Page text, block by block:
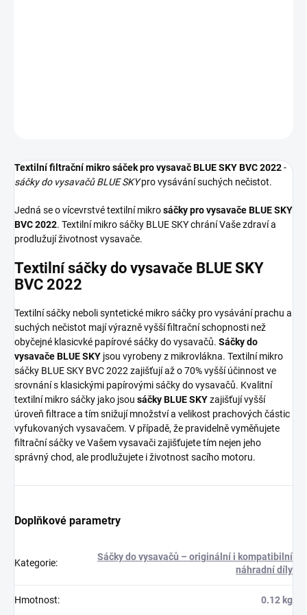
Textilní filtrační mikro sáček pro vysavač BLUE SKY BVC 2022-
sáčky do vysavačů BLUE SKYpro vysávání suchých nečistot.
Jedná se o vícevrstvé textilní mikrosáčky pro vysavače BLUE SKY
BVC 2022. Textilní mikro sáčky BLUE SKY chrání Vaše zdraví a
prodlužují životnost vysavače.
Textilní sáčky do vysavače BLUE SKY
BVC 2022
Textilní sáčky neboli syntetické mikro sáčky pro vysávání prachu a
suchých nečistot mají výrazně vyšší filtrační schopnosti než
obyčejné klasicvké papírové sáčky do vysavačů. Sáčky do
vysavače BLUE SKY jsou vyrobeny z mikrovlákna. Textilní mikro
sáčky BLUE SKY BVC 2022 zajišťují až o 70% vyšší účinnost ve
srovnání s klasickými papírovými sáčky do vysavačů. Kvalitní
textilní mikro sáčky jako jsou sáčky BLUE SKYzajišťují vyšší
úroveň filtrace a tím snižují množství a velikost prachových částic
vyfukovaných vysavačem. V případě, že pravidelně vyměňujete
filtrační sáčky ve Vašem vysavači zajišťujete tím nejen jeho
správný chod, ale prodlužujete i životnost sacího motoru.
Doplňkové parametry
Kategorie:
Sáčky do vysavačů – originální i kompatibilní
náhradní díly
Hmotnost: 0.12 kg